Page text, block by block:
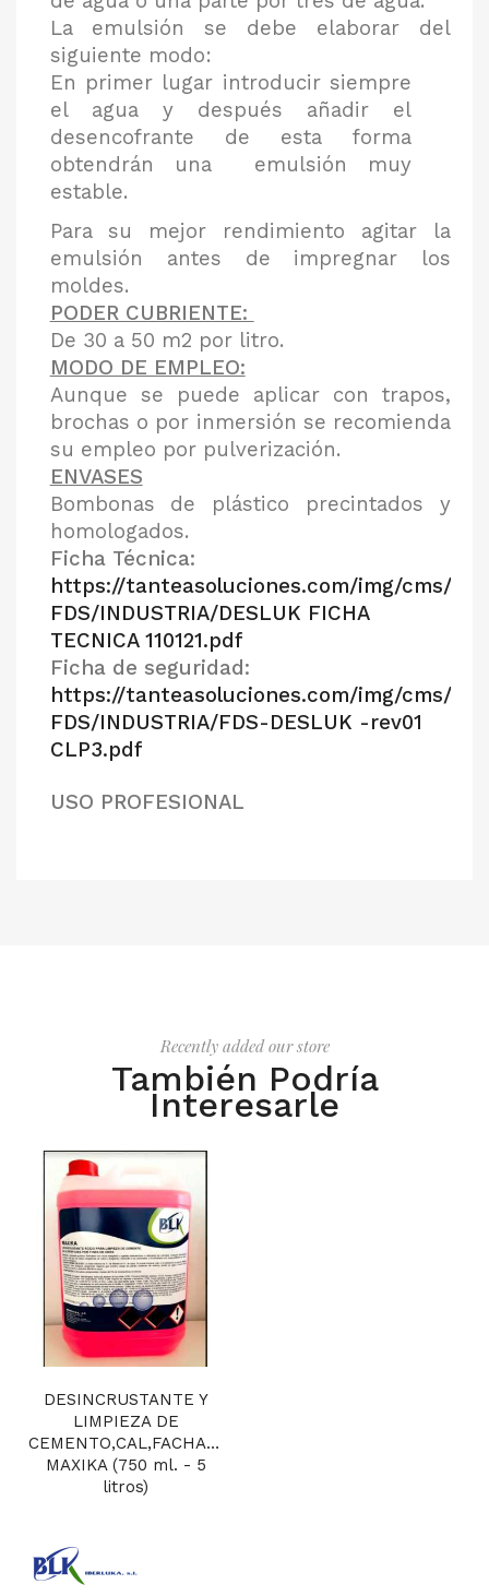
La emulsión se debe elaborar del
siguiente modo:
En primer lugar introducir siempre
el agua y después añadir el
desencofrante de esta forma
obtendrán una emulsión muy
estable.
Para su mejor rendimiento agitar la
emulsión antes de impregnar los
moldes.
PODER CUBRIENTE:
De 30 a 50 m2 por litro.
MODO DE EMPLEO:
Aunque se puede aplicar con trapos,
brochas o por inmersión se recomienda
su empleo por pulverización.
ENVASES
Bombonas de plástico precintados y
homologados.
Ficha Técnica:
https://tanteasoluciones.com/img/cms/FT-
FDS/INDUSTRIA/DESLUK FICHA
TECNICA 110121.pdf
Ficha de seguridad:
https://tanteasoluciones.com/img/cms/FT-
FDS/INDUSTRIA/FDS-DESLUK -rev01
CLP3.pdf
USO PROFESIONAL
Recently added our store
También Podría
Interesarle
DESINCRUSTANTE Y
LIMPIEZA DE
CEMENTO,CAL,FACHADAS
MAXIKA (750 ml. - 5
litros)